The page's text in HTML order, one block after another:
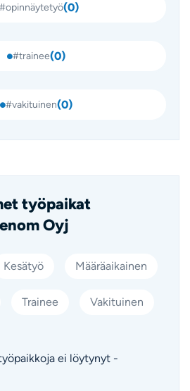
(0)
#trainee(0)
#vakituinen(0)
työpaikat
Oyj
Kesätyö Määräaikainen
Trainee Vakituinen
ei löytynyt -